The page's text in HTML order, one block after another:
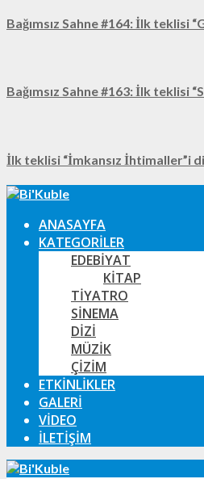
Bağımsız Sahne #164: İlk
Bağımsız Sahne #163: İlk teklisi
İlk teklisi “İmkansız İhtimaller”i
ANASAYFA
KATEGORILER
EDEBIYAT
KITAP
TIYATRO
SINEMA
DIZI
MÜZIK
ÇIZIM
ETKINLIKLER
GALERI
VIDEO
İLETIŞIM